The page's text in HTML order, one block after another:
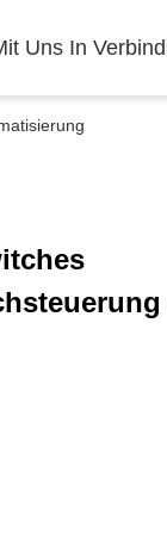
Uns In